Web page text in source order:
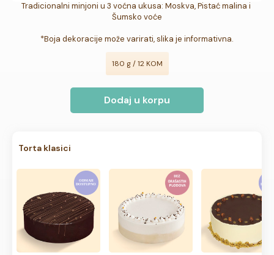
Tradicionalni minjoni u 3 voćna ukusa: Moskva, Pistać malina i
Šumsko voće
*Boja dekoracije može varirati, slika je informativna.
180 g / 12 KOM
Dodaj u korpu
Torta klasici